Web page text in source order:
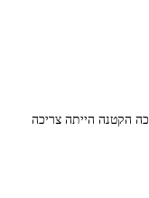
הקטנה הייתה צריכה